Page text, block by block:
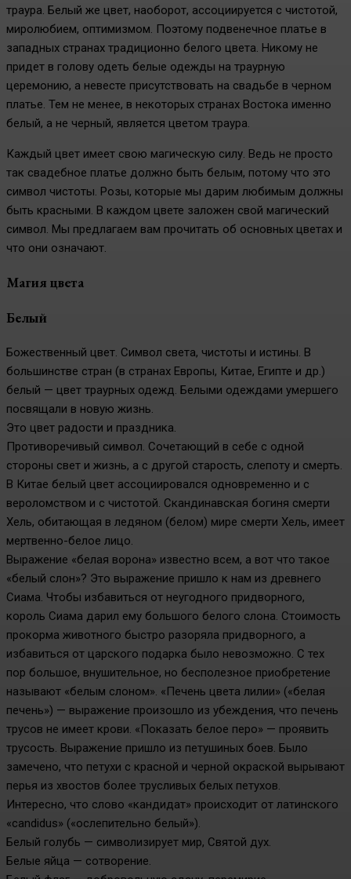
траура. Белый же цвет, наоборот, ассоциируется с чистотой,
миролюбием, оптимизмом. Поэтому подвенечное платье в
западных странах традиционно белого цвета. Никому не
придет в голову одеть белые одежды на траурную
церемонию, а невесте присутствовать на свадьбе в черном
платье. Тем не менее, в некоторых странах Востока именно
белый, а не черный, является цветом траура.
Каждый цвет имеет свою магическую силу. Ведь не просто
так свадебное платье должно быть белым, потому что это
символ чистоты. Розы, которые мы дарим любимым должны
быть красными. В каждом цвете заложен свой магический
символ. Мы предлагаем вам прочитать об основных цветах и
что они означают.
Магия цвета
Белый
Божественный цвет. Символ света, чистоты и истины. В
большинстве стран (в странах Европы, Китае, Египте и др.)
белый — цвет траурных одежд. Белыми одеждами умершего
посвящали в новую жизнь.
Это цвет радости и праздника.
Противоречивый символ. Сочетающий в себе с одной
стороны свет и жизнь, а с другой старость, слепоту и смерть.
В Китае белый цвет ассоциировался одновременно и с
вероломством и с чистотой. Скандинавская богиня смерти
Хель, обитающая в ледяном (белом) мире смерти Хель, имеет
мертвенно-белое лицо.
Выражение «белая ворона» известно всем, а вот что такое
«белый слон»? Это выражение пришло к нам из древнего
Сиама. Чтобы избавиться от неугодного придворного,
король Сиама дарил ему большого белого слона. Стоимость
прокорма животного быстро разоряла придворного, а
избавиться от царского подарка было невозможно. С тех
пор большое, внушительное, но бесполезное приобретение
называют «белым слоном». «Печень цвета лилии» («белая
печень») — выражение произошло из убеждения, что печень
трусов не имеет крови. «Показать белое перо» — проявить
трусость. Выражение пришло из петушиных боев. Было
замечено, что петухи с красной и черной окраской вырывают
перья из хвостов более трусливых белых петухов.
Интересно, что слово «кандидат» происходит от латинского
«candidus» («ослепительно белый»).
Белый голубь — символизирует мир, Святой дух.
Белые яйца — сотворение.